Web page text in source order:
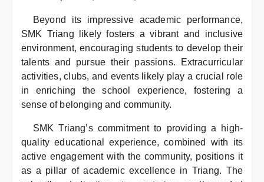
Beyond its impressive academic performance,
SMK Triang likely fosters a vibrant and inclusive
environment, encouraging students to develop their
talents and pursue their passions. Extracurricular
activities, clubs, and events likely play a crucial role
in enriching the school experience, fostering a
sense of belonging and community.
SMK Triang’s commitment to providing a high-
quality educational experience, combined with its
active engagement with the community, positions it
as a pillar of academic excellence in Triang. The